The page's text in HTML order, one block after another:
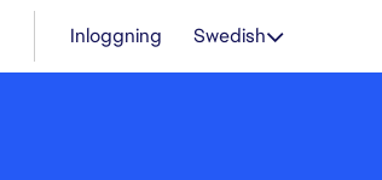
Inloggning Swedish